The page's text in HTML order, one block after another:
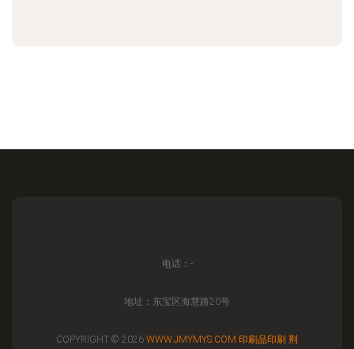
电话：-
地址：东宝区海慧路20号
COPYRIGHT © 2026 WWW.JMYMYS.COM 印刷品印刷 荆